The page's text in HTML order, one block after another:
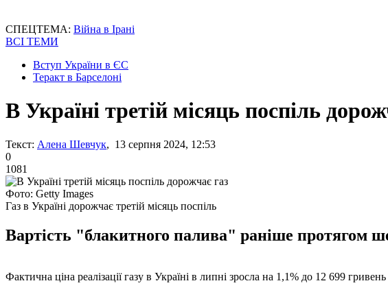
СПЕЦТЕМА: Війна в Ірані
ВСІ ТЕМИ
Вступ України в ЄС
Теракт в Барселоні
В Україні третій місяць поспіль
Текст: Алена Шевчук, 13 серпня 2024, 12:53
0
1081
Фото: Getty Images
Газ в Україні дорожчає третій місяць поспіль
Вартість "блакитного палива" раніше протягом
Фактична ціна реалізації газу в Україні в липні зросла на 1,1% до 12 699